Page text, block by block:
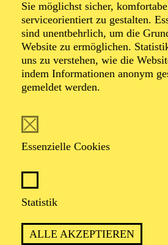
Sie möglichst sicher,
serviceorientiert zu gestalten.
sind unentbehrlich, um die
Website zu ermöglichen.
uns zu verstehen, wie die
indem Informationen anonym
gemeldet werden.
Essenzielle Cookies
Statistik
ALLE AKZEPTIEREN
Foto: Björn Hickmann
Patrick
seiner Generation. Seine Arbeit